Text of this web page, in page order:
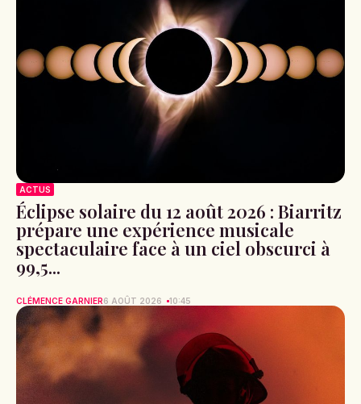
ACTUS
Éclipse solaire du 12 août 2026 : Biarritz
prépare une expérience musicale
spectaculaire face à un ciel obscurci à
99,5...
CLÉMENCE GARNIER6 AOÛT 2026 10:45